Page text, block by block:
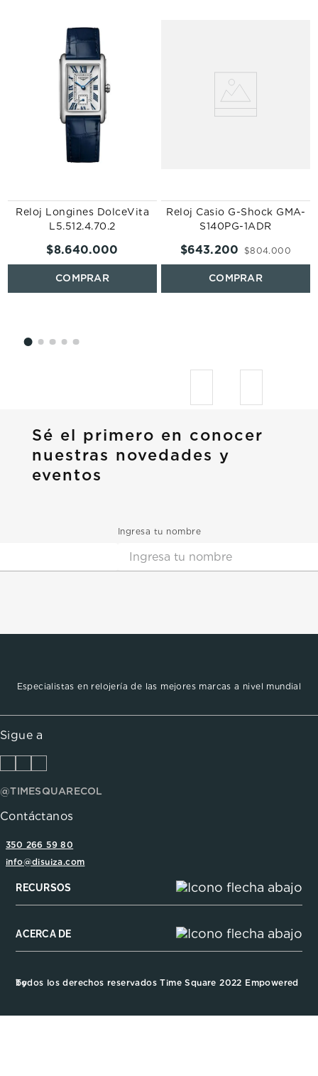
Reloj Longines DolceVita
L5.512.4.70.2
$8.640.000
Reloj Casio G-Shock GMA-
S140PG-1ADR
$804.000
$643.200
Sé el primero en conocer
nuestras novedades y
eventos
Ingresa tu nombre
Especialistas en relojería de las mejores marcas a nivel mundial
Sigue a
@TIMESQUARECOL
Contáctanos
350 266 59 80
info@disuiza.com
RECURSOS
ACERCA DE
Todos los derechos reservados Time Square 2022 Empowered by